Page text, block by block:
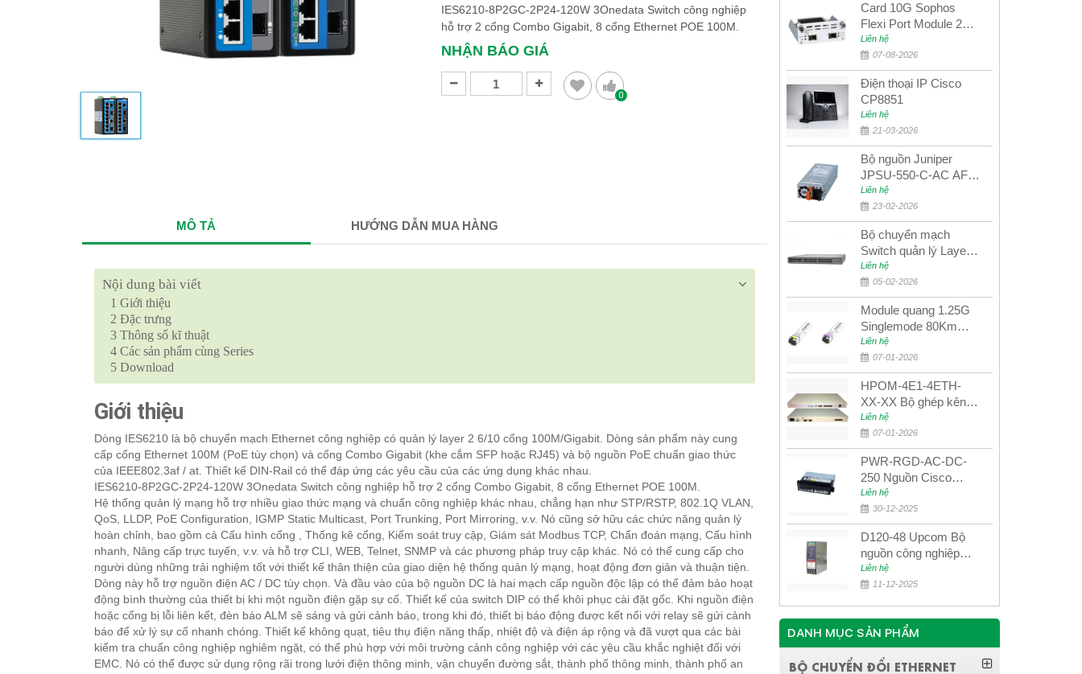
IES6210-8P2GC-2P24-120W 3Onedata Switch công nghiệp
hỗ trợ 2 cổng Combo Gigabit, 8 cổng Ethernet POE 100M.
NHẬN BÁO GIÁ
0
MÔ TẢ HƯỚNG DẪN MUA HÀNG
Nội dung bài viết
1 Giới thiệu
2 Đặc trưng
3 Thông số kĩ thuật
4 Các sản phẩm cùng Series
5 Download
Giới thiệu
Dòng IES6210 là bộ chuyển mạch Ethernet công nghiệp có quản lý layer 2 6/10 cổng 100M/Gigabit. Dòng sản phẩm này cung
cấp cổng Ethernet 100M (PoE tùy chọn) và cổng Combo Gigabit (khe cắm SFP hoặc RJ45) và bộ nguồn PoE chuẩn giao thức
của IEEE802.3af / at. Thiết kế DIN-Rail có thể đáp ứng các yêu cầu của các ứng dụng khác nhau.
IES6210-8P2GC-2P24-120W 3Onedata Switch công nghiệp hỗ trợ 2 cổng Combo Gigabit, 8 cổng Ethernet POE 100M.
Hệ thống quản lý mạng hỗ trợ nhiều giao thức mạng và chuẩn công nghiệp khác nhau, chẳng hạn như STP/RSTP, 802.1Q VLAN,
QoS, LLDP, PoE Configuration, IGMP Static Multicast, Port Trunking, Port Mirroring, v.v. Nó cũng sở hữu các chức năng quản lý
hoàn chỉnh, bao gồm cả Cấu hình cổng , Thống kê cổng, Kiểm soát truy cập, Giám sát Modbus TCP, Chẩn đoán mạng, Cấu hình
nhanh, Nâng cấp trực tuyến, v.v. và hỗ trợ CLI, WEB, Telnet, SNMP và các phương pháp truy cập khác. Nó có thể cung cấp cho
người dùng những trải nghiệm tốt với thiết kế thân thiện của giao diện hệ thống quản lý mạng, hoạt động đơn giản và thuận tiện.
Dòng này hỗ trợ nguồn điện AC / DC tùy chọn. Và đầu vào của bộ nguồn DC là hai mạch cấp nguồn độc lập có thể đảm bảo hoạt
động bình thường của thiết bị khi một nguồn điện gặp sự cố. Thiết kế của switch DIP có thể khôi phục cài đặt gốc. Khi nguồn điện
hoặc cổng bị lỗi liên kết, đèn báo ALM sẽ sáng và gửi cảnh báo, trong khi đó, thiết bị báo động được kết nối với relay sẽ gửi cảnh
báo để xử lý sự cố nhanh chóng. Thiết kế không quạt, tiêu thụ điện năng thấp, nhiệt độ và điện áp rộng và đã vượt qua các bài
kiểm tra chuẩn công nghiệp nghiêm ngặt, có thể phù hợp với môi trường cảnh công nghiệp với các yêu cầu khắc nghiệt đối với
EMC. Nó có thể được sử dụng rộng rãi trong lưới điện thông minh, vận chuyển đường sắt, thành phố thông minh, thành phố an
Card 10G Sophos
Flexi Port Module 2
port 10GbE SFP+
SGMOD2F2PUR
2port 10GbE SFP+
Liên hệ
07-08-2026
Điện thoại IP Cisco
CP8851
Liên hệ
21-03-2026
Bộ nguồn Juniper
JPSU-550-C-AC AFO
nguồn AC công suất
550W dùng cho dòng
switch Juniper
Networks EX4400
Liên hệ
23-02-2026
Bộ chuyển mạch
Switch quản lý Layer 3
Juniper QFX5100-48S
Liên hệ
05-02-2026
Module quang 1.25G
Singlemode 80Km
UPCOM MWS-12-45-
80AD/MWS-12-54-
80BD
Liên hệ
07-01-2026
HPOM-4E1-4ETH-
XX-XX Bộ ghép kênh
quang quản lý SDH
4E1+4ETH+RS232
Liên hệ
07-01-2026
PWR-RGD-AC-DC-
250 Nguồn Cisco
Industrial 250W
PoE/PoE+
Liên hệ
30-12-2025
D120-48 Upcom Bộ
nguồn công nghiệp
đầu ra đơn 120W
48VDC
Liên hệ
11-12-2025
DANH MỤC SẢN PHẨM
BỘ CHUYỂN ĐỔI ETHERNET